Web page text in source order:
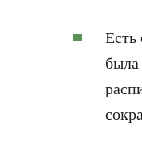
Есть